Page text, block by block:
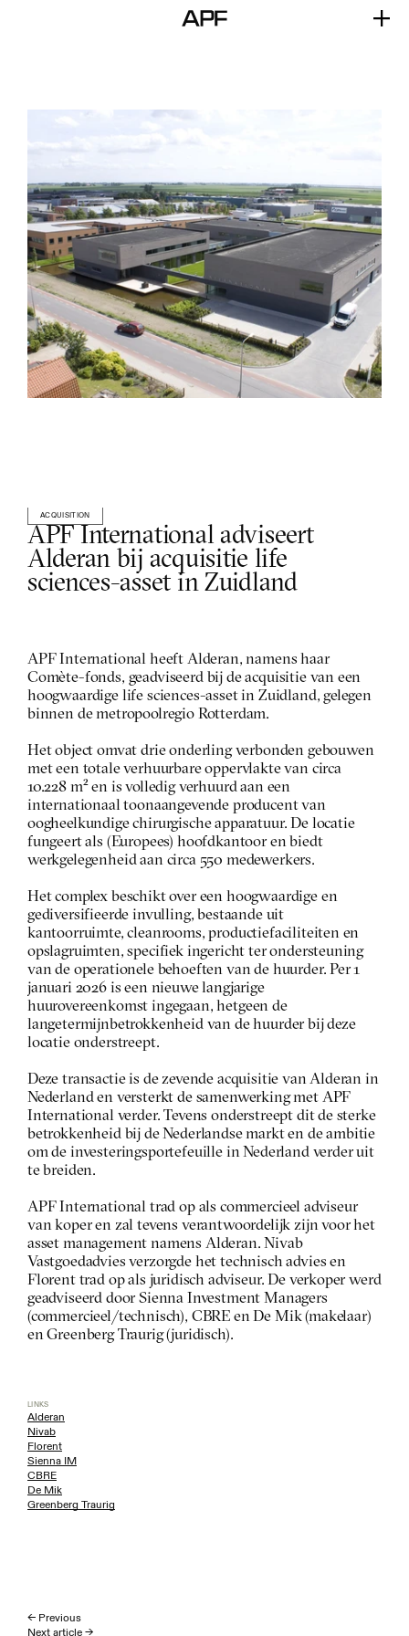
ACQUISITION
APF International adviseert
Alderan bij acquisitie life
sciences-asset in Zuidland
APF International heeft Alderan, namens haar
Comète-fonds, geadviseerd bij de acquisitie van een
hoogwaardige life sciences-asset in Zuidland, gelegen
binnen de metropoolregio Rotterdam.
Het object omvat drie onderling verbonden gebouwen
met een totale verhuurbare oppervlakte van circa
10.228 m² en is volledig verhuurd aan een
internationaal toonaangevende producent van
oogheelkundige chirurgische apparatuur. De locatie
fungeert als (Europees) hoofdkantoor en biedt
werkgelegenheid aan circa 550 medewerkers.
Het complex beschikt over een hoogwaardige en
gediversifieerde invulling, bestaande uit
kantoorruimte, cleanrooms, productiefaciliteiten en
opslagruimten, specifiek ingericht ter ondersteuning
van de operationele behoeften van de huurder. Per 1
januari 2026 is een nieuwe langjarige
huurovereenkomst ingegaan, hetgeen de
langetermijnbetrokkenheid van de huurder bij deze
locatie onderstreept.
Deze transactie is de zevende acquisitie van Alderan in
Nederland en versterkt de samenwerking met APF
International verder. Tevens onderstreept dit de sterke
betrokkenheid bij de Nederlandse markt en de ambitie
om de investeringsportefeuille in Nederland verder uit
te breiden.
APF International trad op als commercieel adviseur
van koper en zal tevens verantwoordelijk zijn voor het
asset management namens Alderan. Nivab
Vastgoedadvies verzorgde het technisch advies en
Florent trad op als juridisch adviseur. De verkoper werd
geadviseerd door Sienna Investment Managers
(commercieel/technisch), CBRE en De Mik (makelaar)
en Greenberg Traurig (juridisch).
LINKS
Alderan
Nivab
Florent
Sienna IM
CBRE
De Mik
Greenberg Traurig
← Previous
Next article →